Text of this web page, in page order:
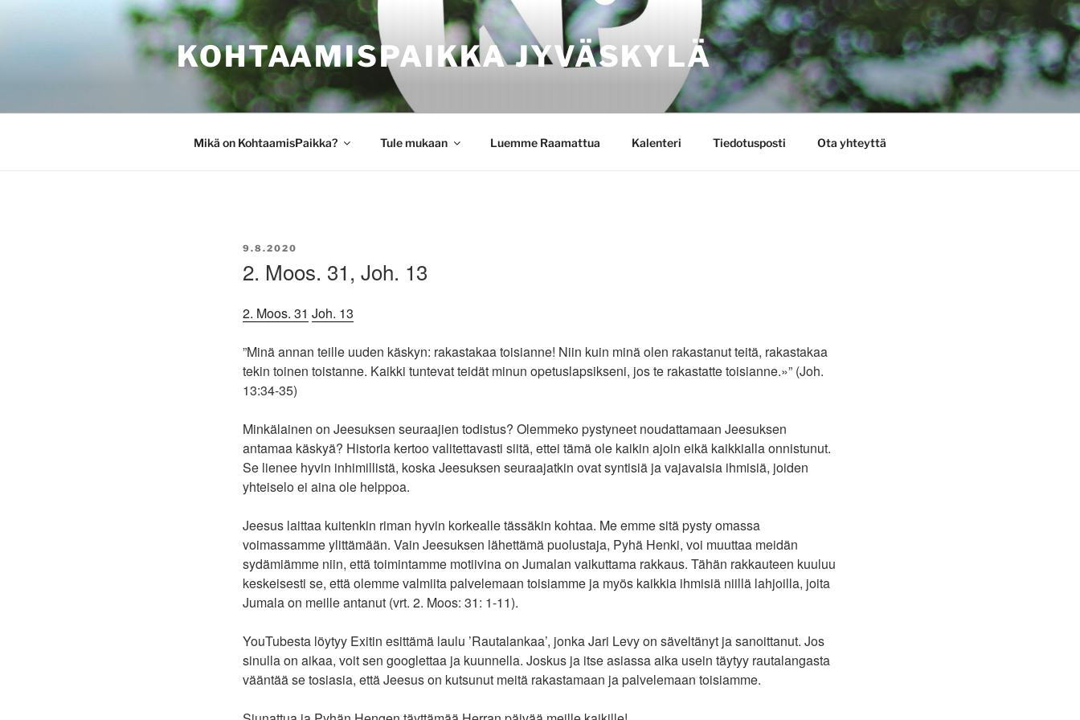
KOHTAAMISPAIKKA JYVÄSKYLÄ
Mikä on KohtaamisPaikka? Tule mukaan Luemme Raamattua Kalenteri Tiedotusposti Ota yhteyttä
JULKAISTU
9.8.2020
2. Moos. 31, Joh. 13
2. Moos. 31 Joh. 13
”Minä annan teille uuden käskyn: rakastakaa toisianne! Niin kuin minä olen rakastanut teitä, rakastakaa
tekin toinen toistanne. Kaikki tuntevat teidät minun opetuslapsikseni, jos te rakastatte toisianne.»” (Joh.
13:34-35)
Minkälainen on Jeesuksen seuraajien todistus? Olemmeko pystyneet noudattamaan Jeesuksen
antamaa käskyä? Historia kertoo valitettavasti siitä, ettei tämä ole kaikin ajoin eikä kaikkialla onnistunut.
Se lienee hyvin inhimillistä, koska Jeesuksen seuraajatkin ovat syntisiä ja vajavaisia ihmisiä, joiden
yhteiselo ei aina ole helppoa.
Jeesus laittaa kuitenkin riman hyvin korkealle tässäkin kohtaa. Me emme sitä pysty omassa
voimassamme ylittämään. Vain Jeesuksen lähettämä puolustaja, Pyhä Henki, voi muuttaa meidän
sydämiämme niin, että toimintamme motiivina on Jumalan vaikuttama rakkaus. Tähän rakkauteen kuuluu
keskeisesti se, että olemme valmiita palvelemaan toisiamme ja myös kaikkia ihmisiä niillä lahjoilla, joita
Jumala on meille antanut (vrt. 2. Moos: 31: 1-11).
YouTubesta löytyy Exitin esittämä laulu ’Rautalankaa’, jonka Jari Levy on säveltänyt ja sanoittanut. Jos
sinulla on aikaa, voit sen googlettaa ja kuunnella. Joskus ja itse asiassa aika usein täytyy rautalangasta
vääntää se tosiasia, että Jeesus on kutsunut meitä rakastamaan ja palvelemaan toisiamme.